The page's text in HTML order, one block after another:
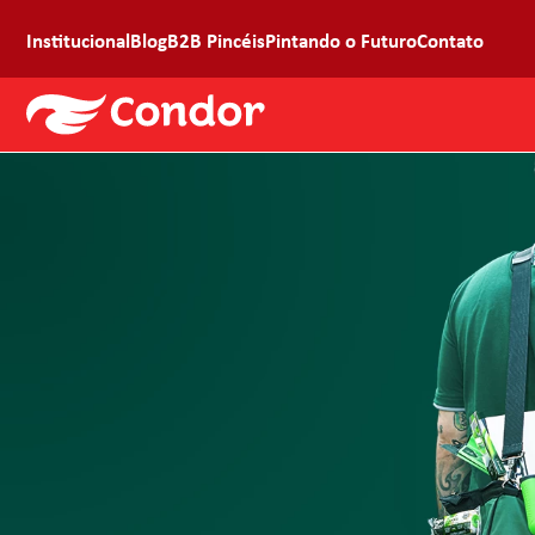
Institucional BlogB2B PincéisPintando o FuturoContato